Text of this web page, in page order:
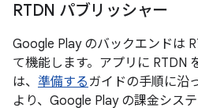
RTDN パブリッシャー
Google Play のバックエンドは
て機能します。アプリに RTDN
は、 準備する ガイドの手順に沿
より、Google Play の課金シス